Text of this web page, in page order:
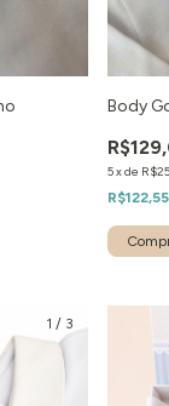
Body
5xde
R$122,55
1 / 3